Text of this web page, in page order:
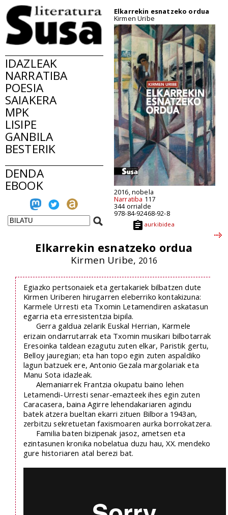
IDAZLEAK
NARRATIBA
POESIA
SAIAKERA
MPK
LISIPE
GANBILA
BESTERIK
DENDA
EBOOK
Elkarrekin esnatzeko ordua
Kirmen Uribe
2016, nobela
Narratiba 117
344 orrialde
978-84-92468-92-8
aurkibidea
Elkarrekin esnatzeko ordua
Kirmen Uribe, 2016
Egiazko pertsonaiek eta gertakariek bilbatzen dute
Kirmen Uriberen hirugarren eleberriko kontakizuna:
Karmele Urresti eta Txomin Letamendiren askatasun
egarria eta erresistentzia bipila.
Gerra galdua zelarik Euskal Herrian, Karmele
erizain ondarrutarrak eta Txomin musikari bilbotarrak
Eresoinka taldean ezagutu zuten elkar, Paristik gertu,
Belloy jauregian; eta han topo egin zuten aspaldiko
lagun batzuek ere, Antonio Gezala margolariak eta
Manu Sota idazleak.
Alemaniarrek Frantzia okupatu baino lehen
Letamendi-Urresti senar-emazteek ihes egin zuten
Caracasera, baina Agirre lehendakariaren agindu
batek atzera bueltan ekarri zituen Bilbora 1943an,
zerbitzu sekretuetan faxismoaren aurka borrokatzera.
Familia baten bizipenak jasoz, ametsen eta
ezintasunen kronika nobelatua duzu hau, XX. mendeko
gure historiaren atal berezi bat.